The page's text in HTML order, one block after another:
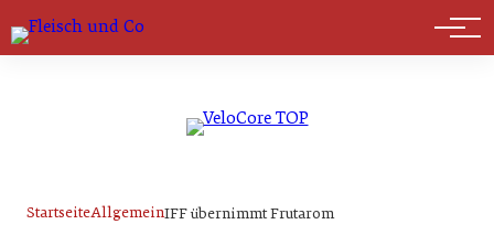
Marktführer
StartseiteAllgemeinIFF übernimmt Frutarom